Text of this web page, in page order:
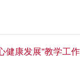
健康发展”教学工